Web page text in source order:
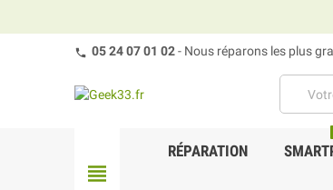
05 24 07 01 02- Nous réparons les plus
view_headline
RÉPARATION